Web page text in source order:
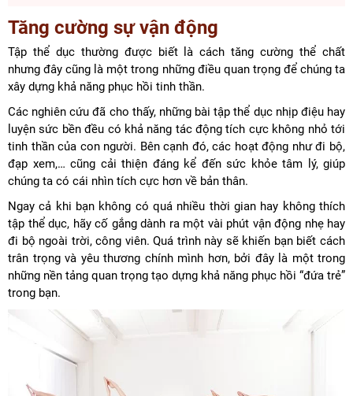
Tăng cường sự vận động
Tập thể dục thường được biết là cách tăng cường thể chất
nhưng đây cũng là một trong những điều quan trọng để chúng ta
xây dựng khả năng phục hồi tinh thần.
Các nghiên cứu đã cho thấy, những bài tập thể dục nhịp điệu hay
luyện sức bền đều có khả năng tác động tích cực không nhỏ tới
tinh thần của con người. Bên cạnh đó, các hoạt động như đi bộ,
đạp xem,… cũng cải thiện đáng kể đến sức khỏe tâm lý, giúp
chúng ta có cái nhìn tích cực hơn về bản thân.
Ngay cả khi bạn không có quá nhiều thời gian hay không thích
tập thể dục, hãy cố gắng dành ra một vài phút vận động nhẹ hay
đi bộ ngoài trời, công viên. Quá trình này sẽ khiến bạn biết cách
trân trọng và yêu thương chính mình hơn, bởi đây là một trong
những nền tảng quan trọng tạo dựng khả năng phục hồi “đứa trẻ”
trong bạn.